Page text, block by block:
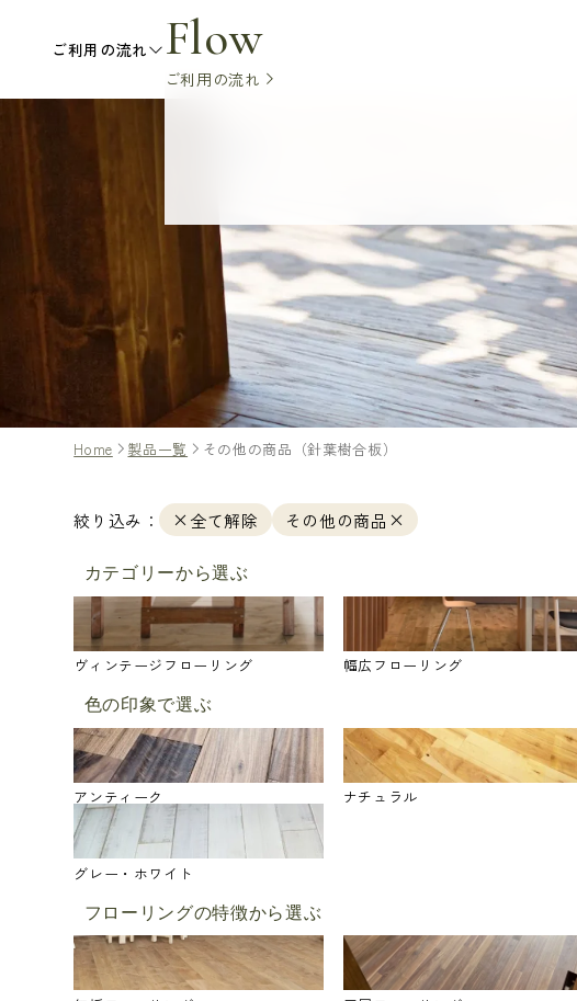
ご利用の流れ Flow
ご利用の流れ
Home 製品一覧 その他の商品（針葉樹合板）
絞り込み： 全て解除 その他の商品
カテゴリーから選ぶ
ヴィンテージフローリング 幅広フローリング
色の印象で選ぶ
アンティーク ナチュラル
グレー・ホワイト
フローリングの特徴から選ぶ